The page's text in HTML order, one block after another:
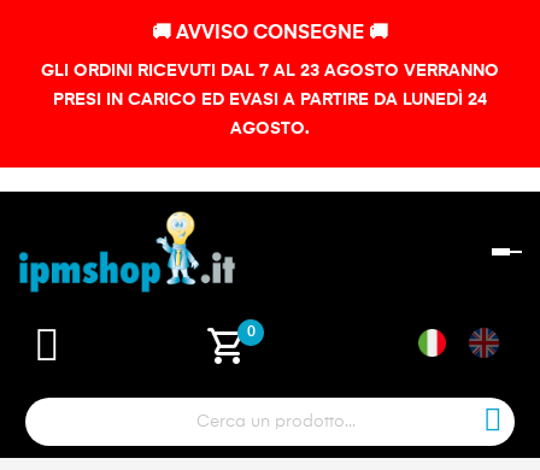
🚚 AVVISO CONSEGNE 🚚
GLI ORDINI RICEVUTI DAL 7 AL 23 AGOSTO VERRANNO
PRESI IN CARICO ED EVASI A PARTIRE DA LUNEDÌ 24
AGOSTO.
shopping_cart0